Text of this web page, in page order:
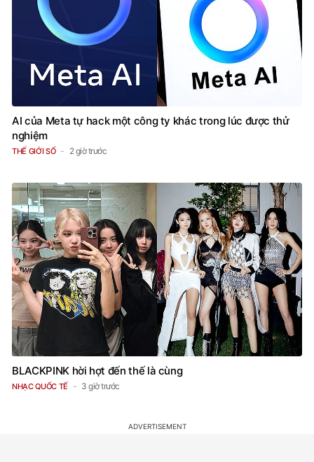
AI của Meta tự hack một công ty khác trong lúc được thử
nghiệm
THẾ GIỚI SỐ 2 giờ trước
BLACKPINK hời hợt đến thế là cùng
NHẠC QUỐC TẾ 3 giờ trước